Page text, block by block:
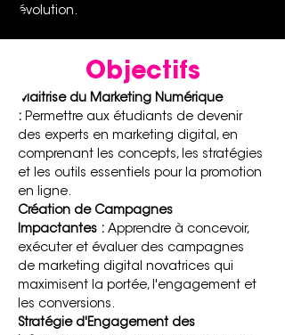
évolution.
Objectifs
Maitrise du Marketing Numérique
: Permettre aux étudiants de devenir
des experts en marketing digital, en
comprenant les concepts, les stratégies
et les outils essentiels pour la promotion
en ligne.
Création de Campagnes
Impactantes : Apprendre à concevoir,
exécuter et évaluer des campagnes
de marketing digital novatrices qui
maximisent la portée, l'engagement et
les conversions.
Stratégie d'Engagement des